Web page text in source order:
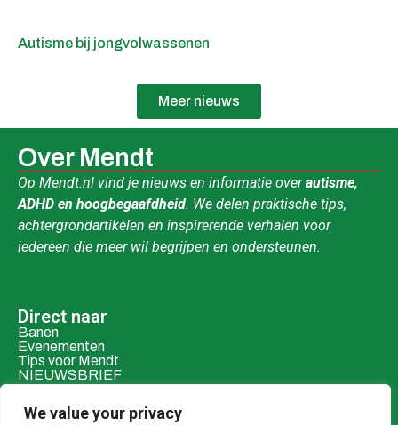
We value your privacy
Autisme bij jongvolwassenen
Meer nieuws
Over Mendt
Op Mendt.nl vind je nieuws en informatie overautisme,
ADHD en hoogbegaafdheid. We delen praktische tips,
achtergrondartikelen en inspirerende verhalen voor
iedereen die meer wil begrijpen en ondersteunen.
Direct naar
Banen
Evenementen
Tips voor Mendt
NIEUWSBRIEF
Contact & social